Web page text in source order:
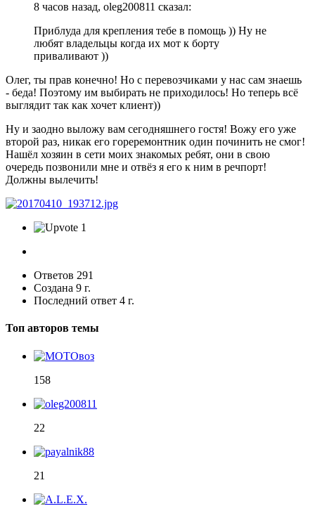
8 часов назад, oleg200811 сказал:
Приблуда для крепления тебе в помощь )) Ну не
любят владельцы когда их мот к борту
приваливают ))
Олег, ты прав конечно! Но с перевозчиками у нас сам знаешь
- беда! Поэтому им выбирать не приходилось! Но теперь всё
выглядит так как хочет клиент))
Ну и заодно выложу вам сегодняшнего гостя! Вожу его уже
второй раз, никак его гореремонтник один починить не смог!
Нашёл хозяин в сети моих знакомых ребят, они в свою
очередь позвонили мне и отвёз я его к ним в речпорт!
Должны вылечить!
1
Ответов 291
Создана 9 г.
Последний ответ 4 г.
Топ авторов темы
158
22
21